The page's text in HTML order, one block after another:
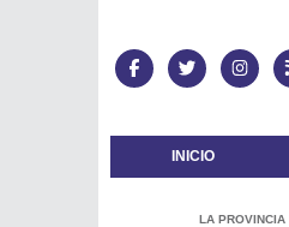
INICIO
LA PROVINCIA